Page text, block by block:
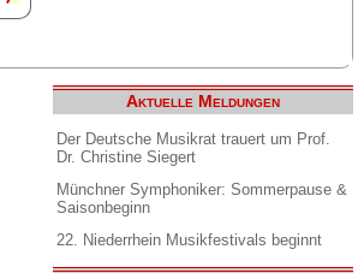
Aktuelle Meldungen
Der Deutsche Musikrat trauert um Prof.
Dr. Christine Siegert
Münchner Symphoniker: Sommerpause &
Saisonbeginn
22. Niederrhein Musikfestivals beginnt